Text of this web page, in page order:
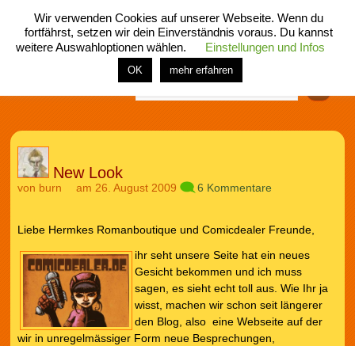
menü
home rubrik buch comic spiel fotos shop
New Look
von burn am 26. August 2009 6 Kommentare
Liebe Hermkes Romanboutique und Comicdealer Freunde,
ihr seht unsere Seite hat ein neues
Gesicht bekommen und ich muss
sagen, es sieht echt toll aus. Wie Ihr ja
wisst, machen wir schon seit längerer
den Blog, also eine Webseite auf der
wir in unregelmässiger Form neue Besprechungen,
Wir verwenden Cookies auf unserer Webseite. Wenn du
fortfährst, setzen wir dein Einverständnis voraus. Du kannst
weitere Auswahloptionen wählen.
Einstellungen und Infos
OK mehr erfahren